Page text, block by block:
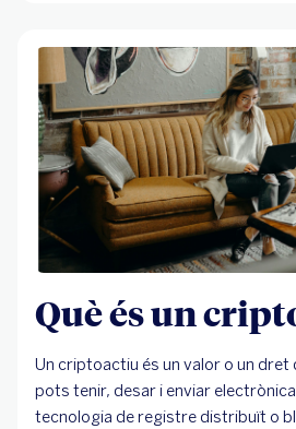
Què és un
Un criptoactiu és un valor o un dret
pots tenir, desar i enviar
tecnologia de registre distribuït o